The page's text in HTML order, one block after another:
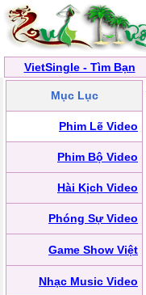
VietSingle - Tìm Bạn
Mục Lục
Phim Lẽ Video
Phim Bộ Video
Hài Kịch Video
Phóng Sự Video
Game Show Việt
Nhạc Music Video